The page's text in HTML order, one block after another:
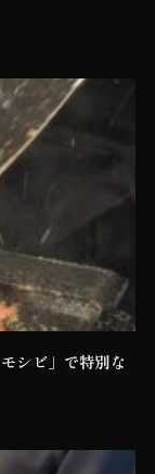
シビ」で特別な